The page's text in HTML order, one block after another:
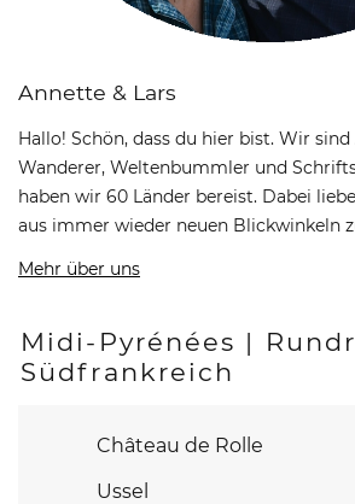
Annette & Lars
Hallo! Schön, dass du hier bist. Wir
Wanderer, Weltenbummler und
haben wir 60 Länder bereist. Dabei
aus immer wieder neuen Blickwinkeln
Mehr über uns
Midi-Pyrénées |
Südfrankreich
Château de Rolle
Ussel